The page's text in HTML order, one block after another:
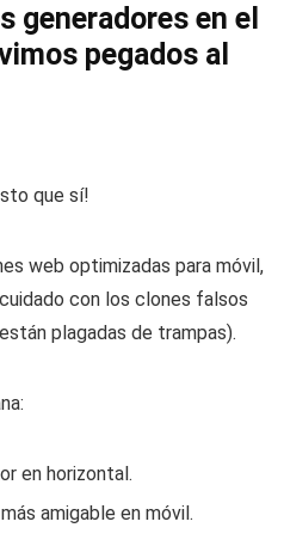
generadores en el
pegados al
que sí!
web optimizadas para móvil,
con los clones falsos
plagadas de trampas).
en horizontal.
amigable en móvil.